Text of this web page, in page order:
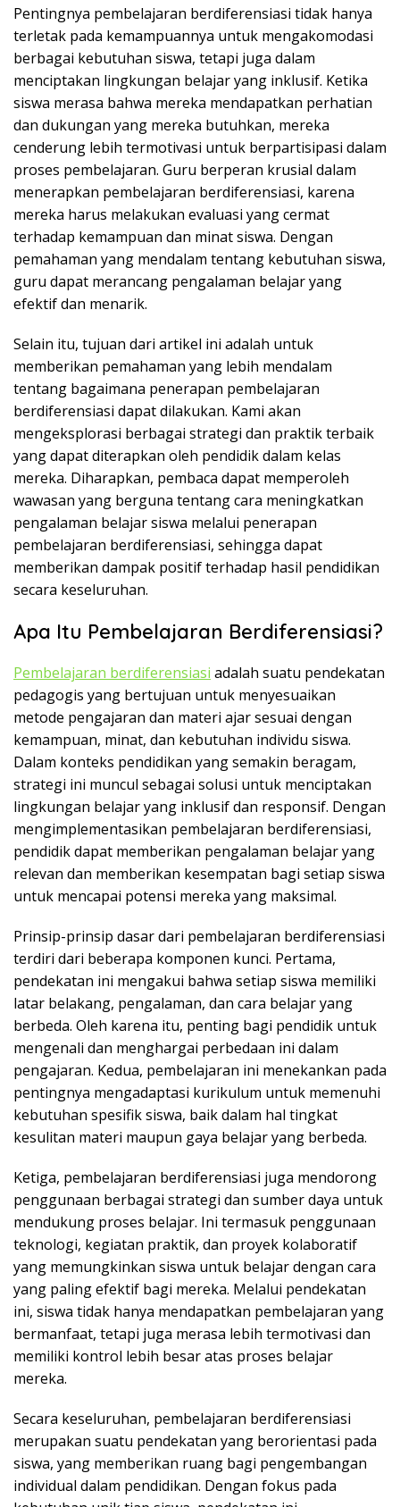
Pentingnya pembelajaran berdiferensiasi tidak hanya
terletak pada kemampuannya untuk mengakomodasi
berbagai kebutuhan siswa, tetapi juga dalam
menciptakan lingkungan belajar yang inklusif. Ketika
siswa merasa bahwa mereka mendapatkan perhatian
dan dukungan yang mereka butuhkan, mereka
cenderung lebih termotivasi untuk berpartisipasi dalam
proses pembelajaran. Guru berperan krusial dalam
menerapkan pembelajaran berdiferensiasi, karena
mereka harus melakukan evaluasi yang cermat
terhadap kemampuan dan minat siswa. Dengan
pemahaman yang mendalam tentang kebutuhan siswa,
guru dapat merancang pengalaman belajar yang
efektif dan menarik.
Selain itu, tujuan dari artikel ini adalah untuk
memberikan pemahaman yang lebih mendalam
tentang bagaimana penerapan pembelajaran
berdiferensiasi dapat dilakukan. Kami akan
mengeksplorasi berbagai strategi dan praktik terbaik
yang dapat diterapkan oleh pendidik dalam kelas
mereka. Diharapkan, pembaca dapat memperoleh
wawasan yang berguna tentang cara meningkatkan
pengalaman belajar siswa melalui penerapan
pembelajaran berdiferensiasi, sehingga dapat
memberikan dampak positif terhadap hasil pendidikan
secara keseluruhan.
Apa Itu Pembelajaran Berdiferensiasi?
Pembelajaran berdiferensiasi adalah suatu pendekatan
pedagogis yang bertujuan untuk menyesuaikan
metode pengajaran dan materi ajar sesuai dengan
kemampuan, minat, dan kebutuhan individu siswa.
Dalam konteks pendidikan yang semakin beragam,
strategi ini muncul sebagai solusi untuk menciptakan
lingkungan belajar yang inklusif dan responsif. Dengan
mengimplementasikan pembelajaran berdiferensiasi,
pendidik dapat memberikan pengalaman belajar yang
relevan dan memberikan kesempatan bagi setiap siswa
untuk mencapai potensi mereka yang maksimal.
Prinsip-prinsip dasar dari pembelajaran berdiferensiasi
terdiri dari beberapa komponen kunci. Pertama,
pendekatan ini mengakui bahwa setiap siswa memiliki
latar belakang, pengalaman, dan cara belajar yang
berbeda. Oleh karena itu, penting bagi pendidik untuk
mengenali dan menghargai perbedaan ini dalam
pengajaran. Kedua, pembelajaran ini menekankan pada
pentingnya mengadaptasi kurikulum untuk memenuhi
kebutuhan spesifik siswa, baik dalam hal tingkat
kesulitan materi maupun gaya belajar yang berbeda.
Ketiga, pembelajaran berdiferensiasi juga mendorong
penggunaan berbagai strategi dan sumber daya untuk
mendukung proses belajar. Ini termasuk penggunaan
teknologi, kegiatan praktik, dan proyek kolaboratif
yang memungkinkan siswa untuk belajar dengan cara
yang paling efektif bagi mereka. Melalui pendekatan
ini, siswa tidak hanya mendapatkan pembelajaran yang
bermanfaat, tetapi juga merasa lebih termotivasi dan
memiliki kontrol lebih besar atas proses belajar
mereka.
Secara keseluruhan, pembelajaran berdiferensiasi
merupakan suatu pendekatan yang berorientasi pada
siswa, yang memberikan ruang bagi pengembangan
individual dalam pendidikan. Dengan fokus pada